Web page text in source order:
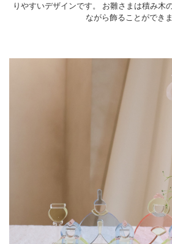
りやすいデザインです。 お雛さまは積み木
ながら飾ることができま